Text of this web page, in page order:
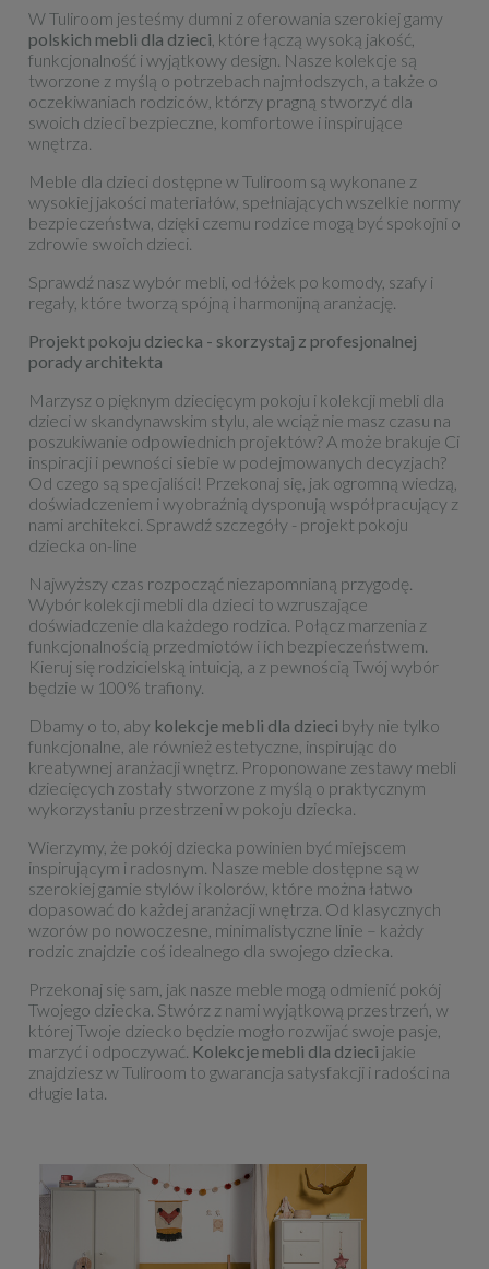
W Tuliroom jesteśmy dumni z oferowania szerokiej gamy
polskich mebli dla dzieci , które łączą wysoką jakość,
funkcjonalność i wyjątkowy design. Nasze kolekcje są
tworzone z myślą o potrzebach najmłodszych, a także o
oczekiwaniach rodziców, którzy pragną stworzyć dla
swoich dzieci bezpieczne, komfortowe i inspirujące
wnętrza.
Meble dla dzieci dostępne w Tuliroom są wykonane z
wysokiej jakości materiałów, spełniających wszelkie normy
bezpieczeństwa, dzięki czemu rodzice mogą być spokojni o
zdrowie swoich dzieci.
Sprawdź nasz wybór mebli, od łóżek po komody, szafy i
regały, które tworzą spójną i harmonijną aranżację.
Projekt pokoju dziecka - skorzystaj z profesjonalnej
porady architekta
Marzysz o pięknym dziecięcym pokoju i kolekcji mebli dla
dzieci w skandynawskim stylu, ale wciąż nie masz czasu na
poszukiwanie odpowiednich projektów? A może brakuje Ci
inspiracji i pewności siebie w podejmowanych decyzjach?
Od czego są specjaliści! Przekonaj się, jak ogromną wiedzą,
doświadczeniem i wyobraźnią dysponują współpracujący z
nami architekci. Sprawdź szczegóły - projekt pokoju
dziecka on-line
Najwyższy czas rozpocząć niezapomnianą przygodę.
Wybór kolekcji mebli dla dzieci to wzruszające
doświadczenie dla każdego rodzica. Połącz marzenia z
funkcjonalnością przedmiotów i ich bezpieczeństwem.
Kieruj się rodzicielską intuicją, a z pewnością Twój wybór
będzie w 100% trafiony.
Dbamy o to, aby kolekcje mebli dla dzieci były nie tylko
funkcjonalne, ale również estetyczne, inspirując do
kreatywnej aranżacji wnętrz. Proponowane zestawy mebli
dziecięcych zostały stworzone z myślą o praktycznym
wykorzystaniu przestrzeni w pokoju dziecka.
Wierzymy, że pokój dziecka powinien być miejscem
inspirującym i radosnym. Nasze meble dostępne są w
szerokiej gamie stylów i kolorów, które można łatwo
dopasować do każdej aranżacji wnętrza. Od klasycznych
wzorów po nowoczesne, minimalistyczne linie – każdy
rodzic znajdzie coś idealnego dla swojego dziecka.
Przekonaj się sam, jak nasze meble mogą odmienić pokój
Twojego dziecka. Stwórz z nami wyjątkową przestrzeń, w
której Twoje dziecko będzie mogło rozwijać swoje pasje,
marzyć i odpoczywać. Kolekcje mebli dla dzieci jakie
znajdziesz w Tuliroom to gwarancja satysfakcji i radości na
długie lata.